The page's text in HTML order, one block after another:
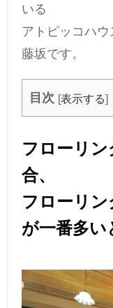
いる
アトピッコハ
藤坂です。
目次 [表示する]
フローリ
合、
フローリ
が一番多い